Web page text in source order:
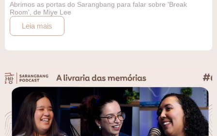
Abrimos as portas do Sarangbang para falar sobre 'Break
Room', de Miye Lee
Leia mais